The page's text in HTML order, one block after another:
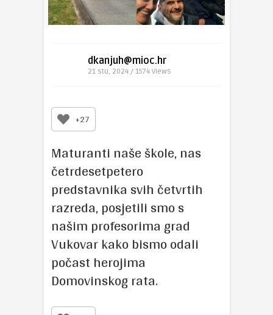
dkanjuh@mioc.hr
21 stu, 2024 / 1574 Views
+27
Maturanti naše škole, nas
četrdesetpetero
predstavnika svih četvrtih
razreda, posjetili smo s
našim profesorima grad
Vukovar kako bismo odali
počast herojima
Domovinskog rata.